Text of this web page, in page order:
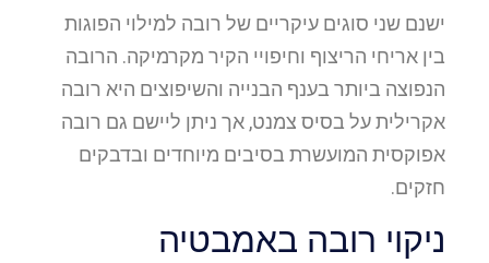
ישנם שני סוגים עיקריים של רובה למילוי הפוגות
בין אריחי הריצוף וחיפויי הקיר מקרמיקה. הרובה
הנפוצה ביותר בענף הבנייה והשיפוצים היא רובה
אקרילית על בסיס צמנט, אך ניתן ליישם גם רובה
אפוקסית המועשרת בסיבים מיוחדים ובדבקים
חזקים.
ניקוי רובה באמבטיה